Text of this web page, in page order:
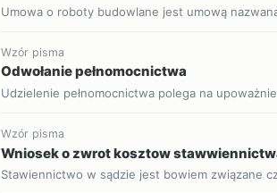
Umowa o roboty budowlane jest umową
Wzór pisma
Odwołanie pełnomocnictwa
Udzielenie pełnomocnictwa polega na
Wzór pisma
Wniosek o zwrot kosztow
Stawiennictwo w sądzie jest bowiem związane